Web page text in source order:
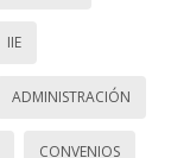
IIE
ADMINISTRACIÓN
CONVENIOS